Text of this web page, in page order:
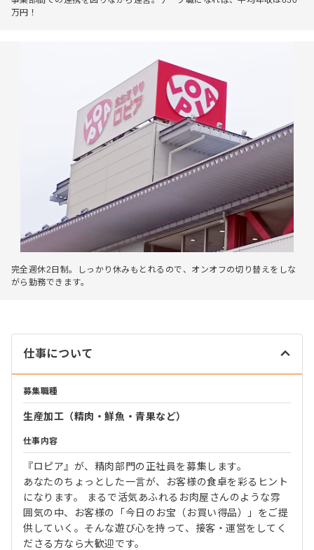
万円！
完全週休2日制。しっかり休みもとれるので、オンオフの切り替えをしな
がら勤務できます。
仕事について
募集職種
生産加工（精肉・鮮魚・青果など）
仕事内容
『ロピア』が、精肉部門の正社員を募集します。
あなたのちょっとした一言が、お客様の食卓を彩るヒント
になります。 まるで活気あふれるお肉屋さんのような雰
囲気の中、お客様の「今日のお宝（お買い得品）」をご提
供していく。そんな遊び心を持って、接客・運営をしてく
ださる方なら大歓迎です。